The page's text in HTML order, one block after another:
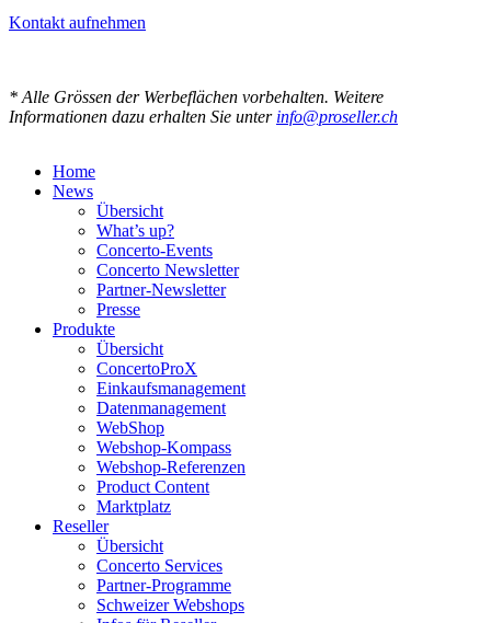
Kontakt aufnehmen
*Alle Grössen der Werbeflächen vorbehalten. Weitere
Informationen dazu erhalten Sie unter info@proseller.ch
Home
News
Übersicht
What’s up?
Concerto-Events
Concerto Newsletter
Partner-Newsletter
Presse
Produkte
Übersicht
ConcertoProX
Einkaufsmanagement
Datenmanagement
WebShop
Webshop-Kompass
Webshop-Referenzen
Product Content
Marktplatz
Reseller
Übersicht
Concerto Services
Partner-Programme
Schweizer Webshops